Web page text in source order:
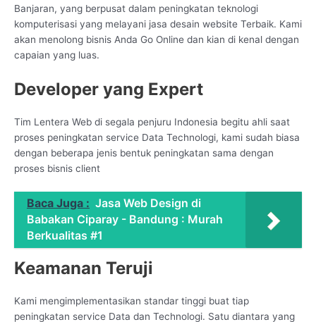
Banjaran, yang berpusat dalam peningkatan teknologi
komputerisasi yang melayani jasa desain website Terbaik. Kami
akan menolong bisnis Anda Go Online dan kian di kenal dengan
capaian yang luas.
Developer yang Expert
Tim Lentera Web di segala penjuru Indonesia begitu ahli saat
proses peningkatan service Data Technologi, kami sudah biasa
dengan beberapa jenis bentuk peningkatan sama dengan
proses bisnis client
Baca Juga : Jasa Web Design di
Babakan Ciparay - Bandung : Murah
Berkualitas #1
Keamanan Teruji
Kami mengimplementasikan standar tinggi buat tiap
peningkatan service Data dan Technologi. Satu diantara yang